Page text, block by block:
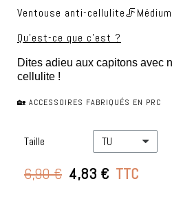
Ventouse anti-cellulite🦵Médium
Qu'est-ce que c'est ?
Dites adieu aux capitons avec
cellulite !
🏡 ACCESSOIRES FABRIQUÉS EN PRC
Taille
6,90 € 4,83 € TTC